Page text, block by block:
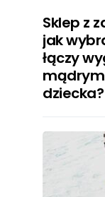
Sklep z
jak
łączy
dziecka?